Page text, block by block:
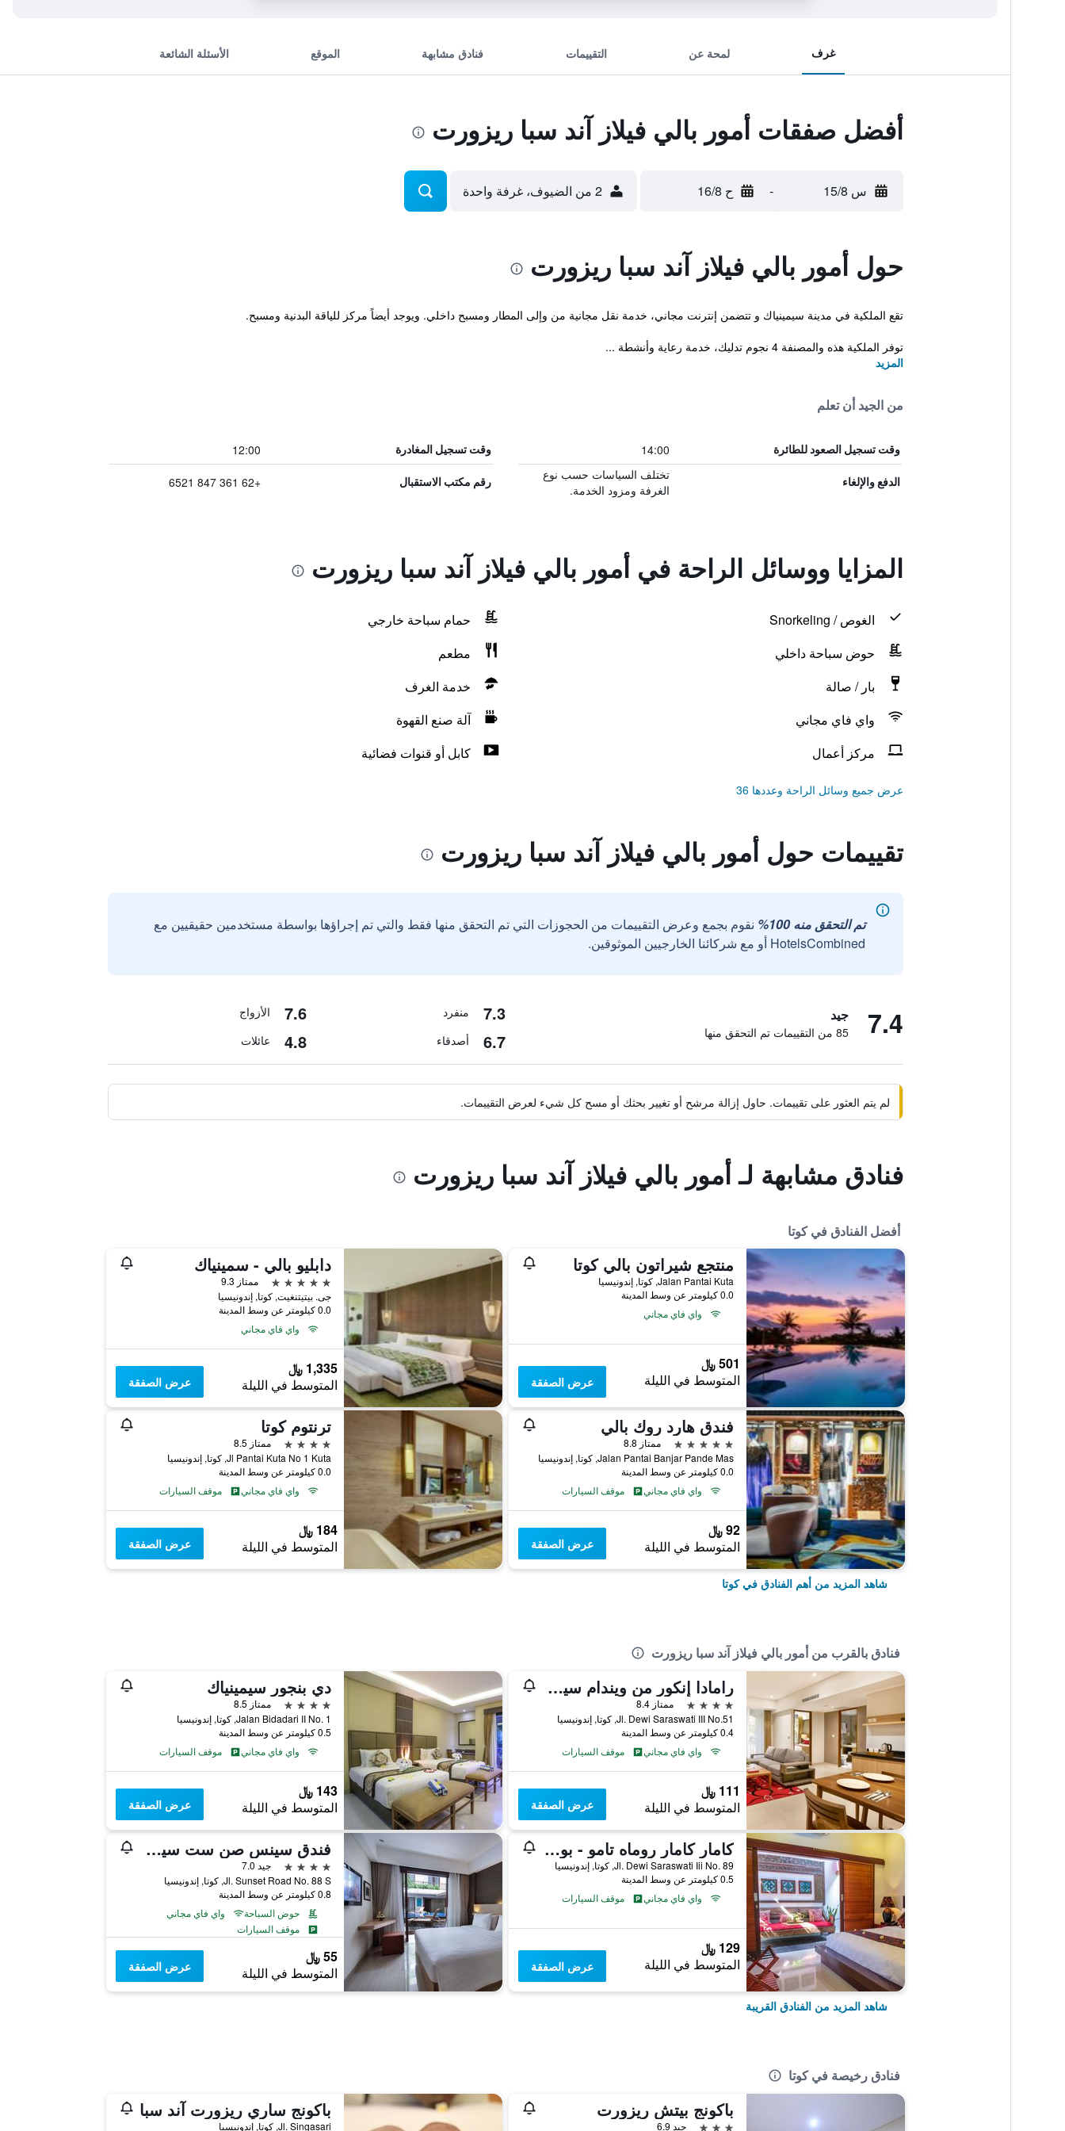
غرف لمحة عن التقييمات فنادق مشابهة الموقع الأسئلة الشائعة
أفضل صفقات أمور بالي فيلاز آند سبا ريزورت
س 15/8 - ح 16/8 2 من الضيوف، غرفة واحدة
حول أمور بالي فيلاز آند سبا ريزورت
تقع الملكية في مدينة سيمينياك و تتضمن إنترنت مجاني، خدمة نقل مجانية من وإلى المطار ومسبح داخلي. ويوجد أيضاً مركز للياقة البدنية ومسبح.
توفر الملكية هذه والمصنفة 4 نجوم تدليك، خدمة رعاية وأنشطة ...
المزيد
من الجيد أن تعلم
وقت تسجيل الصعود للطائرة 14:00 وقت تسجيل المغادرة 12:00
الدفع والإلغاء
تختلف السياسات حسب نوع
الغرفة ومزود الخدمة.
رقم مكتب الاستقبال +62 361 847 6521
المزايا ووسائل الراحة في أمور بالي فيلاز آند سبا ريزورت
الغوص / Snorkeling
حمام سباحة خارجي
حوض سباحة داخلي
مطعم
بار / صالة
خدمة الغرف
واي فاي مجاني
آلة صنع القهوة
مركز أعمال
كابل أو قنوات فضائية
عرض جميع وسائل الراحة وعددها 36
تقييمات حول أمور بالي فيلاز آند سبا ريزورت
تم التحقق منه 100%
نقوم بجمع وعرض التقييمات من الحجوزات التي تم التحقق منها فقط والتي تم إجراؤها بواسطة مستخدمين حقيقيين مع
HotelsCombined أو مع شركائنا الخارجيين الموثوقين.
7.4 جيد
85 من التقييمات تم التحقق منها
7.3 منفرد 7.6 الأزواج
6.7 أصدقاء 4.8 عائلات
لم يتم العثور على تقييمات. حاول إزالة مرشح أو تغيير بحثك أو مسح كل شيء لعرض التقييمات.
فنادق مشابهة لـ أمور بالي فيلاز آند سبا ريزورت
أفضل الفنادق في كوتا
منتجع شيراتون بالي كوتا
Jalan Pantai Kuta, كوتا, إندونيسيا
0.0 كيلومتر عن وسط المدينة
واي فاي مجاني
501 ﷼
المتوسط في الليلة عرض الصفقة
دابليو بالي - سمينياك
5 نجوم
ممتاز 9.3
جى. بيتيتنغيت, كوتا, إندونيسيا
0.0 كيلومتر عن وسط المدينة
واي فاي مجاني
1,335 ﷼
المتوسط في الليلة عرض الصفقة
فندق هارد روك بالي
5 نجوم
ممتاز 8.8
Jalan Pantai Banjar Pande Mas, كوتا, إندونيسيا
0.0 كيلومتر عن وسط المدينة
واي فاي مجاني
موقف السيارات
92 ﷼
المتوسط في الليلة عرض الصفقة
ترنتوم كوتا
4 نجوم
ممتاز 8.5
Jl Pantai Kuta No 1 Kuta, كوتا, إندونيسيا
0.0 كيلومتر عن وسط المدينة
واي فاي مجاني
موقف السيارات
184 ﷼
المتوسط في الليلة عرض الصفقة
شاهد المزيد من أهم الفنادق في كوتا
فنادق بالقرب من أمور بالي فيلاز آند سبا ريزورت
رامادا إنكور من ويندام سيمينياك بالي
4 نجوم
ممتاز 8.4
Jl. Dewi Saraswati III No.51, كوتا, إندونيسيا
0.4 كيلومتر عن وسط المدينة
واي فاي مجاني
موقف السيارات
111 ﷼
المتوسط في الليلة عرض الصفقة
دي بنجور سيمينياك
4 نجوم
ممتاز 8.5
Jalan Bidadari II No. 1, كوتا, إندونيسيا
0.5 كيلومتر عن وسط المدينة
واي فاي مجاني
موقف السيارات
143 ﷼
المتوسط في الليلة عرض الصفقة
كامار كامار روماه تامو - بوتيك هوتل
Jl. Dewi Saraswati Iii No. 89, كوتا, إندونيسيا
0.5 كيلومتر عن وسط المدينة
واي فاي مجاني
موقف السيارات
129 ﷼
المتوسط في الليلة عرض الصفقة
فندق سينس صن ست سيمينياك
4 نجوم
جيد 7.0
Jl. Sunset Road No. 88 S, كوتا, إندونيسيا
0.8 كيلومتر عن وسط المدينة
حوض السباحة
واي فاي مجاني
موقف السيارات
55 ﷼
المتوسط في الليلة عرض الصفقة
شاهد المزيد من الفنادق القريبة
فنادق رخيصة في كوتا
باكونج بيتش ريزورت
3 نجوم جيد 6.9
باكونج ساري ريزورت آند سبا
Jl. Singasari, كوتا, إندونيسيا